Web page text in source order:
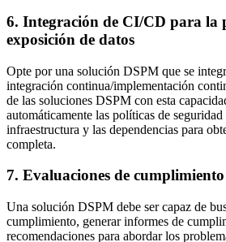
6. Integración de CI/CD para la
exposición de datos
Opte por una solución DSPM que se
integración continua/implementación
de las soluciones DSPM con esta
automáticamente las políticas de
infraestructura y las dependencias para
completa.
7. Evaluaciones de
Una solución DSPM debe ser capaz de
cumplimiento, generar informes de
recomendaciones para abordar los